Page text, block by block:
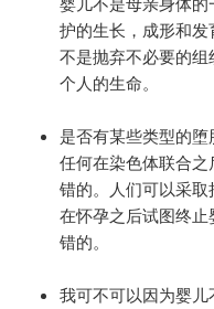
护的生长，成形和
不是抛弃不必要的
个人的生命。
是否有某些类型的堕
任何在染色体联合
错的。人们可以采
在怀孕之后试图终
错的。
我可不可以因为婴